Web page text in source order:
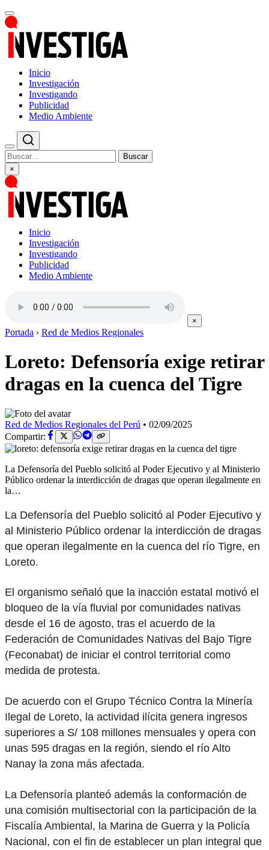
Inicio
Investigación
Investigando
Publicidad
Medio Ambiente
Buscar
×
Inicio
Investigación
Investigando
Publicidad
Medio Ambiente
×
Portada › Red de Medios Regionales
Loreto: Defensoría exige retirar
dragas en la cuenca del Tigre
Red de Medios Regionales del Perú • 02/09/2025
Compartir:
La Defensoría del Pueblo solicitó al Poder Ejecutivo y al Ministerio
Público ordenar la interdicción de dragas que operan ilegalmente en
la…
La Defensoría del Pueblo solicitó al Poder Ejecutivo y
al Ministerio Público ordenar la interdicción de dragas
que operan ilegalmente en la cuenca del río Tigre, en
Loreto.
El organismo señaló que la inacción estatal motivó el
bloqueo de la vía fluvial por comunidades nativas
desde el 16 de agosto, tras el acuerdo de la
Federación de Comunidades Nativas del Bajo Tigre
(Feconabat) de iniciar el control territorial como
medida de protesta.
De acuerdo con el Grupo Técnico Contra la Minería
Ilegal de Loreto, la actividad ilícita genera ingresos
superiores a S/ 108 millones mensuales y opera con
unas 595 dragas en la región, siendo el río Alto
Nanay la zona más afectada.
La Defensoría planteó además la conformación de
una comisión multisectorial con la participación de la
Fiscalía Ambiental, la Marina de Guerra y la Policía
Nacional, con el fin de establecer un plan integral que